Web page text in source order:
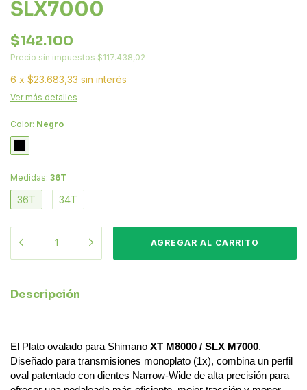
SLX7000
$142.100
Precio sin impuestos $117.438,02
6 x $23.683,33 sin interés
Ver más detalles
Color: Negro
Medidas: 36T
36T 34T
Descripción
El Plato ovalado para Shimano XT M8000 / SLX M7000.
Diseñado para transmisiones monoplato (1x), combina un perfil
oval patentado con dientes Narrow-Wide de alta precisión para